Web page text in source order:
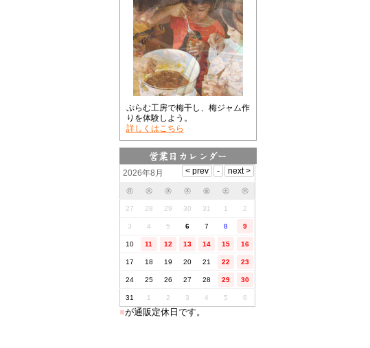
ぷらむ工房で梅干し、梅ジャム作
りを体験しよう。
詳しくはこちら
2026年8月
㊊ ㊋ ㊌ ㊍ ㊎ ㊏ ㊐
27 28 29 30 31 1 2
3 4 5 6 7 8 9
10 11 12 13 14 15 16
17 18 19 20 21 22 23
24 25 26 27 28 29 30
31 1 2 3 4 5 6
■が通販定休日です。